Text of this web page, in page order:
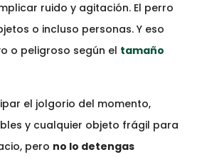
ruido y agitación. El perro
o incluso personas. Y eso
o peligroso según el tamaño
el jolgorio del momento,
y cualquier objeto frágil para
pero no lo detengas